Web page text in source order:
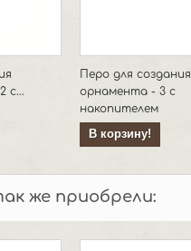
с...
Перо для создания
орнамента - 3 с
накопителем
В корзину!
же приобрели: